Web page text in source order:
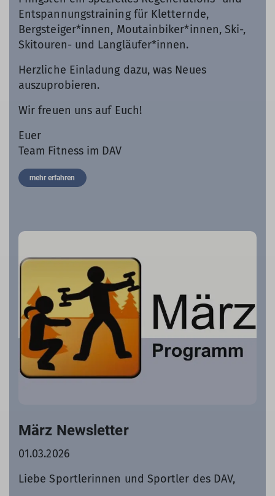
Entspannungstraining für Kletternde,
Bergsteiger*innen, Moutainbiker*innen, Ski-,
Skitouren- und Langläufer*innen.
Herzliche Einladung dazu, was Neues
auszuprobieren.
Wir freuen uns auf Euch!
Euer
Team Fitness im DAV
mehr erfahren
März Newsletter
01.03.2026
Liebe Sportlerinnen und Sportler des DAV,